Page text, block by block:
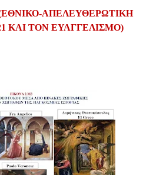
ΑΠΕΛΕΥΘΕΡΩΤΙΚΗ
ΚΑΙ TON ΕΥΑΓΓΕΛΙΣΜΟ)